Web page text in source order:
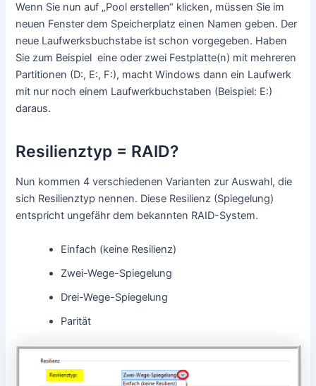
Wenn Sie nun auf „Pool erstellen“ klicken, müssen Sie im
neuen Fenster dem Speicherplatz einen Namen geben. Der
neue Laufwerksbuchstabe ist schon vorgegeben. Haben
Sie zum Beispiel eine oder zwei Festplatte(n) mit mehreren
Partitionen (D:, E:, F:), macht Windows dann ein Laufwerk
mit nur noch einem Laufwerkbuchstaben (Beispiel: E:)
daraus.
Resilienztyp = RAID?
Nun kommen 4 verschiedenen Varianten zur Auswahl, die
sich Resilienztyp nennen. Diese Resilienz (Spiegelung)
entspricht ungefähr dem bekannten RAID-System.
Einfach (keine Resilienz)
Zwei-Wege-Spiegelung
Drei-Wege-Spiegelung
Parität